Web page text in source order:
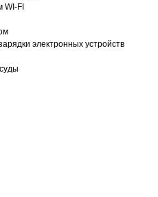
WI-FI
электронных устройств